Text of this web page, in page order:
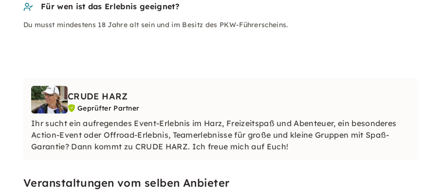
Für wen ist das Erlebnis geeignet?
Du musst mindestens 18 Jahre alt sein und im Besitz des PKW-Führerscheins.
CRUDE HARZ
Geprüfter Partner
Ihr sucht ein aufregendes Event-Erlebnis im Harz, Freizeitspaß und Abenteuer, ein besonderes
Action-Event oder Offroad-Erlebnis, Teamerlebnisse für große und kleine Gruppen mit Spaß-
Garantie? Dann kommt zu CRUDE HARZ. Ich freue mich auf Euch!
Veranstaltungen vom selben Anbieter